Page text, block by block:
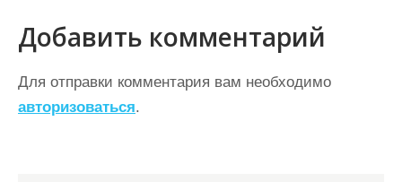
в
и
г
а
Добавить комментарий
Для отправки комментария вам необходимо
авторизоваться.